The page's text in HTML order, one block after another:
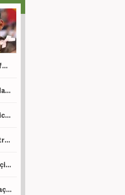
Galatasaray on numara transferini bitirdi! Oyuncu 'evet' dedi: Karar artık Okan Buruk'ta
Finalde 5-0 yendik! Ay-yıldızlılar namağlup dünya şampiyonu
100 milyon euro yetmiyor! Vinicius'un yerine düşünülen Kenan Yıldız için çılgın talep
F.Bahçe'nin istediği Pavlidis transferde kararını verdi! Şart koydu
Süper Lig devi Darwin Nunez için uçağı kaldırıyor!
Galatasaray yeni transferini açıkladı!